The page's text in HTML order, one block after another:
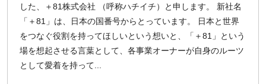
した、＋81株式会社 （呼称ハチイチ）と申します。 新社名
「＋81」は、日本の国番号からとっています。 日本と世界
をつなぐ役割を持ってほしいという想いと、「＋81」という
場を想起させる言葉として、各事業オーナーが自身のルーツ
として愛着を持って...